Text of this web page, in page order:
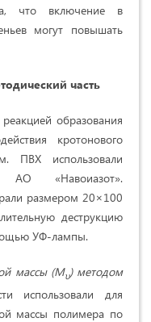
что включение в
могут повышать
часть
образования
кротонового
ПВХ использовали
АО «Навоиазот».
размером 20×100
деструкцию
УФ-лампы.
массы (Mυ) методом
использовали для
массы полимера по